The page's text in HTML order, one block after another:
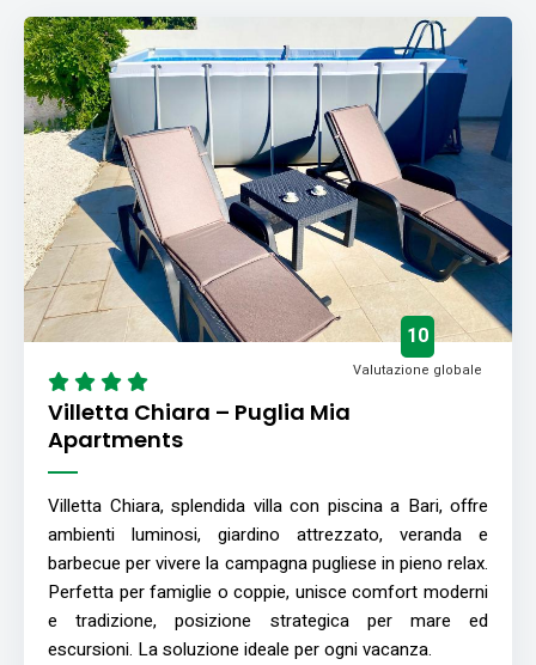
Villetta Chiara – Puglia Mia
Apartments
10
Valutazione globale
Villetta Chiara, splendida villa con piscina a Bari, offre
ambienti luminosi, giardino attrezzato, veranda e
barbecue per vivere la campagna pugliese in pieno relax.
Perfetta per famiglie o coppie, unisce comfort moderni
e tradizione, posizione strategica per mare ed
escursioni. La soluzione ideale per ogni vacanza.